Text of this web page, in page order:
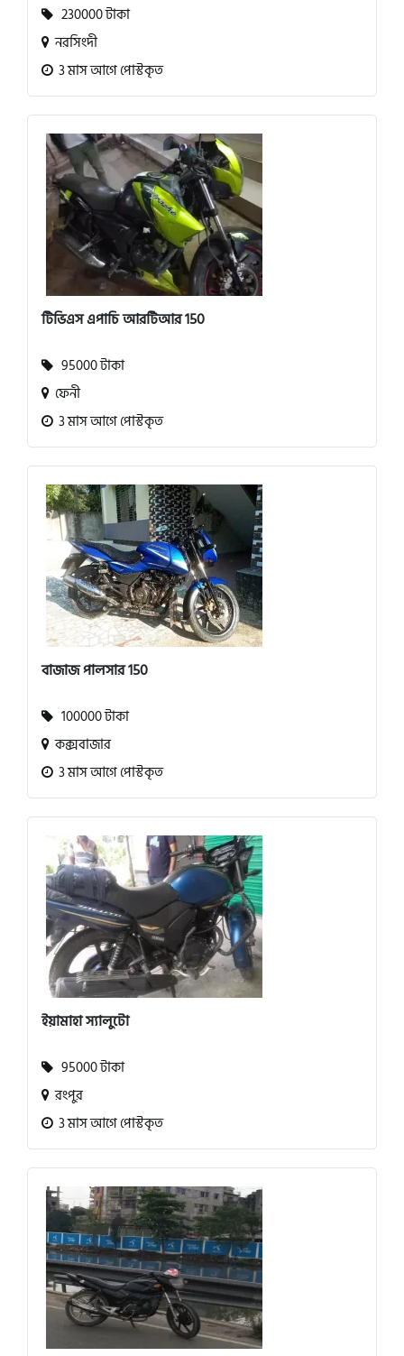
230000 টাকা
নরসিংদী
3 মাস আগে পোস্টকৃত
টিভিএস এপাচি আরটিআর 150
95000 টাকা
ফেনী
3 মাস আগে পোস্টকৃত
বাজাজ পালসার 150
100000 টাকা
কক্সবাজার
3 মাস আগে পোস্টকৃত
ইয়ামাহা স্যালুটো
95000 টাকা
রংপুর
3 মাস আগে পোস্টকৃত